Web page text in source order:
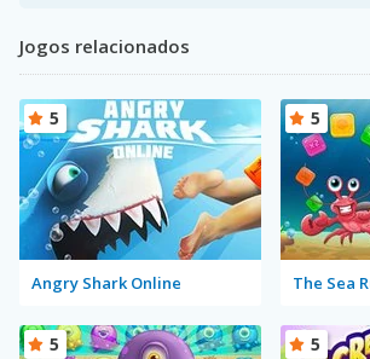
Jogos relacionados
Angry Shark Online
5
The Sea
5
5 5